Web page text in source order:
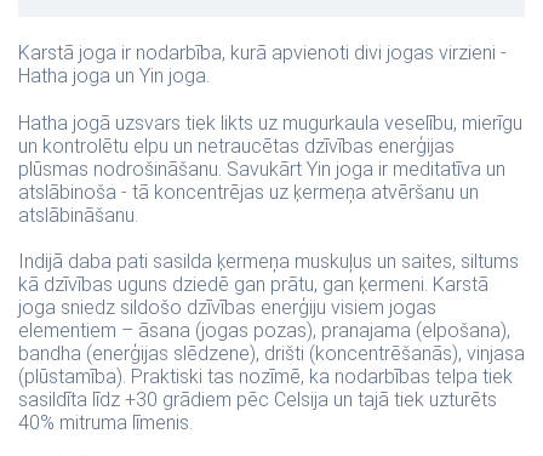
Karstā joga ir nodarbība, kurā apvienoti divi jogas virzieni -
Hatha joga un Yin joga.
Hatha jogā uzsvars tiek likts uz mugurkaula veselību, mierīgu
un kontrolētu elpu un netraucētas dzīvības enerģijas
plūsmas nodrošināšanu. Savukārt Yin joga ir meditatīva un
atslābinoša - tā koncentrējas uz ķermeņa atvēršanu un
atslābināšanu.
Indijā daba pati sasilda ķermeņa muskuļus un saites, siltums
kā dzīvības uguns dziedē gan prātu, gan ķermeni. Karstā
joga sniedz sildošo dzīvības enerģiju visiem jogas
elementiem – āsana (jogas pozas), pranajama (elpošana),
bandha (enerģijas slēdzene), drišti (koncentrēšanās), vinjasa
(plūstamība). Praktiski tas nozīmē, ka nodarbības telpa tiek
sasildīta līdz +30 grādiem pēc Celsija un tajā tiek uzturēts
40% mitruma līmenis.